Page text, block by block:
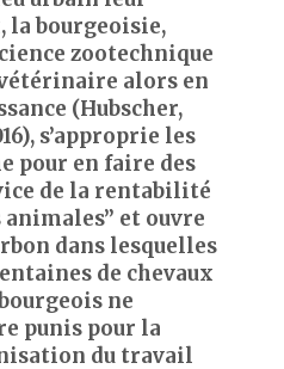
bourgeoisie,
zootechnique
alors en
(Hubscher,
s’approprie les
pour en faire des
de la rentabilité
et ouvre
dans lesquelles
de chevaux
ne
punis pour la
du travail